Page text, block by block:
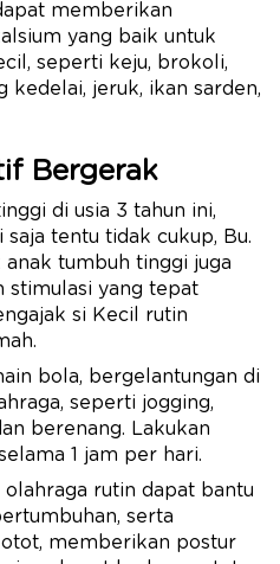
memberikan
yang baik untuk
seperti keju, brokoli,
kedelai, jeruk, ikan sarden,
Bergerak
di usia 3 tahun ini,
tentu tidak cukup, Bu.
tumbuh tinggi juga
stimulasi yang tepat
si Kecil rutin
bola, bergelantungan di
seperti jogging,
berenang. Lakukan
1 jam per hari.
rutin dapat bantu
serta
memberikan postur